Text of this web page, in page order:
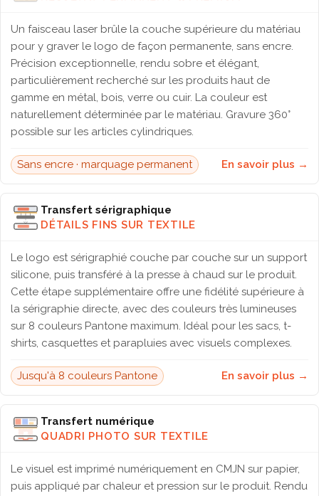
Un faisceau laser brûle la couche supérieure du matériau
pour y graver le logo de façon permanente, sans encre.
Précision exceptionnelle, rendu sobre et élégant,
particulièrement recherché sur les produits haut de
gamme en métal, bois, verre ou cuir. La couleur est
naturellement déterminée par le matériau. Gravure 360°
possible sur les articles cylindriques.
Sans encre · marquage permanent En savoir plus →
Transfert sérigraphique
DÉTAILS FINS SUR TEXTILE
Le logo est sérigraphié couche par couche sur un support
silicone, puis transféré à la presse à chaud sur le produit.
Cette étape supplémentaire offre une fidélité supérieure à
la sérigraphie directe, avec des couleurs très lumineuses
sur 8 couleurs Pantone maximum. Idéal pour les sacs, t-
shirts, casquettes et parapluies avec visuels complexes.
Jusqu'à 8 couleurs Pantone En savoir plus →
Transfert numérique
QUADRI PHOTO SUR TEXTILE
Le visuel est imprimé numériquement en CMJN sur papier,
puis appliqué par chaleur et pression sur le produit. Rendu